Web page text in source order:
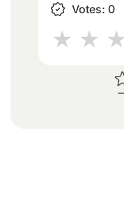
Votes: 0
2